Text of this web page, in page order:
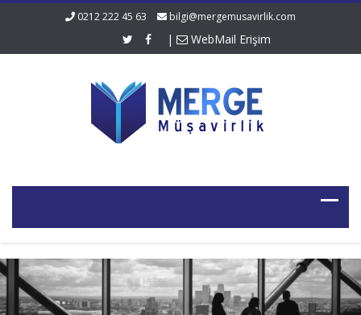
0212 222 45 63 bilgi@mergemusavirlik.com
| WebMail Erişim